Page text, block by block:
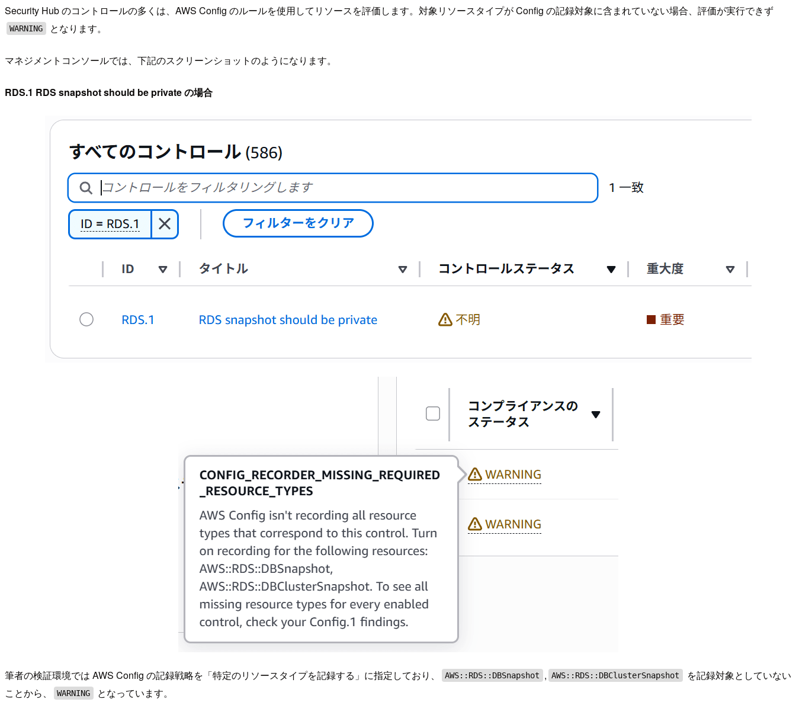
Security Hub のコントロールの多くは、AWS Config のルールを使用してリソースを評価します。対象リソースタイプが Config の記録対象に含まれていない場合、評価が実行できず
WARNING となります。
マネジメントコンソールでは、下記のスクリーンショットのようになります。
RDS.1 RDS snapshot should be private の場合
筆者の検証環境では AWS Config の記録戦略を「特定のリソースタイプを記録する」に指定しており、 AWS::RDS::DBSnapshot , AWS::RDS::DBClusterSnapshot
を記録対象としていない
ことから、
WARNING となっています。